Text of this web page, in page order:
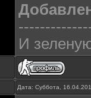
И
Дата: Суббота,